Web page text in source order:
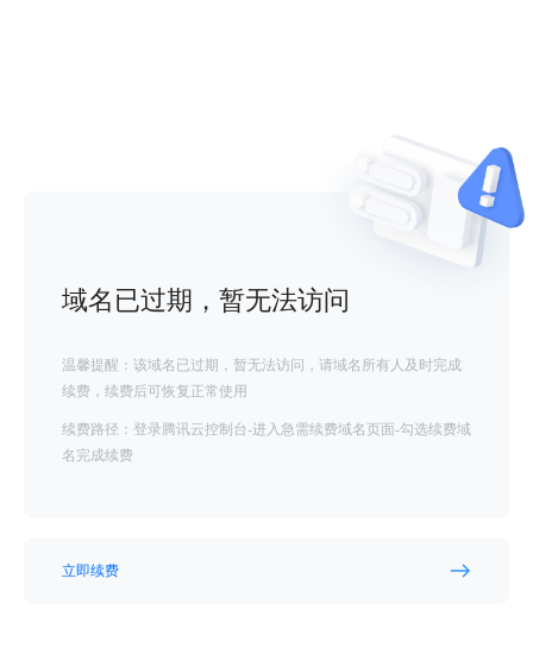
域名已过期，暂无法访问
温馨提醒：该域名已过期，暂无法访问，请域名所有人及时完成
续费，续费后可恢复正常使用
续费路径：登录腾讯云控制台-进入急需续费域名页面-勾选续费域
名完成续费
立即续费